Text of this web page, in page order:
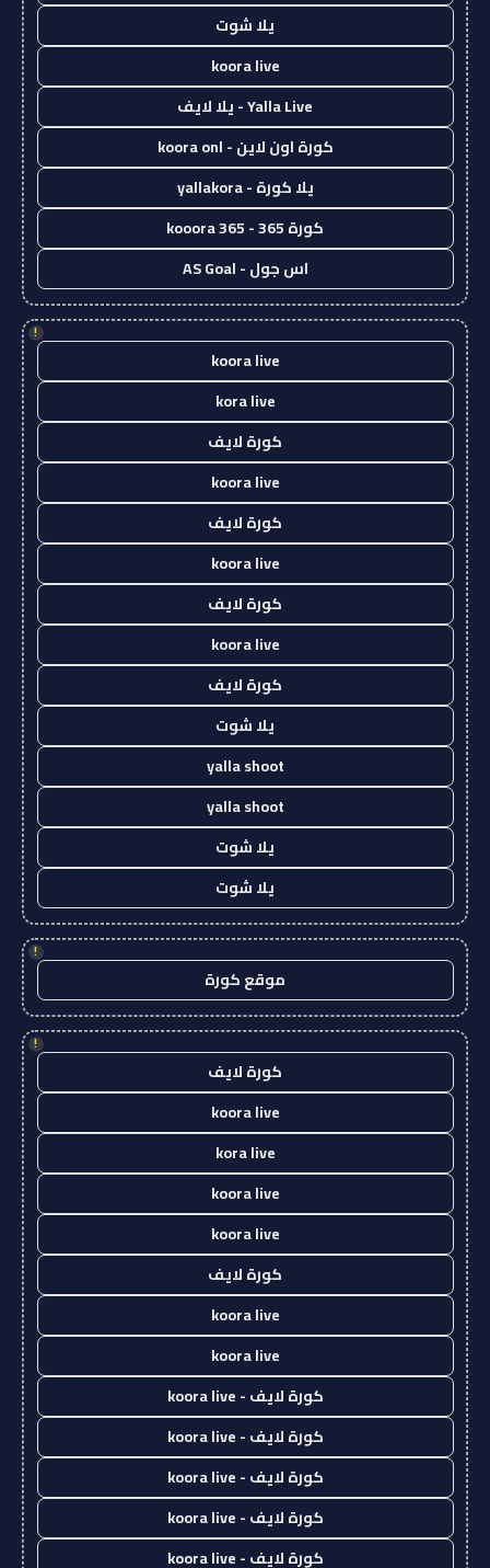
يلا شوت
koora live
Yalla Live - يلا لايف
كورة اون لاين - koora onl
يلا كورة - yallakora
كورة 365 - kooora 365
اس جول - AS Goal
!
koora live
kora live
كورة لايف
koora live
كورة لايف
koora live
كورة لايف
koora live
كورة لايف
يلا شوت
yalla shoot
yalla shoot
يلا شوت
يلا شوت
!
موقع كورة
!
كورة لايف
koora live
kora live
koora live
koora live
كورة لايف
koora live
koora live
كورة لايف - koora live
كورة لايف - koora live
كورة لايف - koora live
كورة لايف - koora live
كورة لايف - koora live